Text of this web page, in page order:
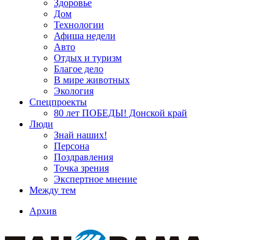
Здоровье
Дом
Технологии
Афиша недели
Авто
Отдых и туризм
Благое дело
В мире животных
Экология
Спецпроекты
80 лет ПОБЕДЫ! Донской край
Люди
Знай наших!
Персона
Поздравления
Точка зрения
Экспертное мнение
Между тем
Архив